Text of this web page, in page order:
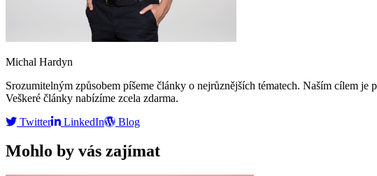
Michal Hardyn
Srozumitelným způsobem píšeme články o nejrůznějších tématech. Naším cílem
Veškeré články nabízíme zcela zdarma.
Twitter
LinkedIn Blog
Mohlo by vás zajímat